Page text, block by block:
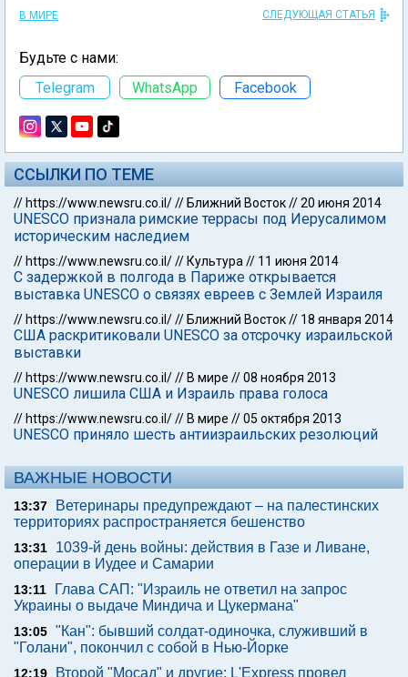
В МИРЕ СЛЕДУЮЩАЯ СТАТЬЯ
Будьте с нами:
Telegram
WhatsApp Facebook
ССЫЛКИ ПО ТЕМЕ
// https://www.newsru.co.il/// Ближний Восток//20 июня 2014
UNESCO признала римские террасы под Иерусалимом
историческим наследием
// https://www.newsru.co.il/// Культура // 11 июня 2014
С задержкой в полгода в Париже открывается
выставка UNESCO о связях евреев с Землей Израиля
// https://www.newsru.co.il/// Ближний Восток// 18 января 2014
США раскритиковали UNESCO за отсрочку израильской
выставки
// https://www.newsru.co.il/// В мире //08 ноября 2013
UNESCO лишила США и Израиль права голоса
// https://www.newsru.co.il/// В мире //05 октября 2013
UNESCO приняло шесть антиизраильских резолюций
ВАЖНЫЕ НОВОСТИ
13:37
Ветеринары предупреждают – на палестинских
территориях распространяется бешенство
13:31
1039-й день войны: действия в Газе и Ливане,
операции в Иудее и Самарии
13:11
Глава САП: "Израиль не ответил на запрос
Украины о выдаче Миндича и Цукермана"
13:05 "Кан": бывший солдат-одиночка, служивший в
"Голани", покончил с собой в Нью-Йорке
12:19
Второй "Мосад" и другие: L'Express провел